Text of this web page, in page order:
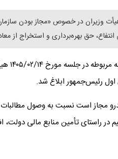
وزیران در خصوص «مجاز بودن
حق بهره‌برداری و استخراج از
مجاز است نسبت به وصول
در راستای تأمین منابع مالی